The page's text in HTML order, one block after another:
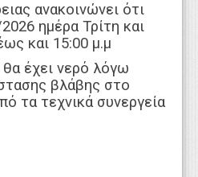
ανακοινώνει ότι
ημέρα Τρίτη και
και 15:00 μ.μ
έχει νερό λόγω
βλάβης στο
τα τεχνικά συνεργεία